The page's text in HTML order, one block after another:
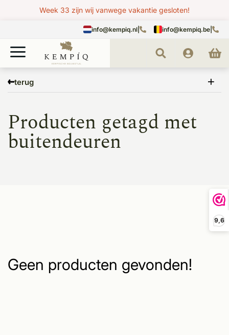
9,6
Week 33 zijn wij vanwege vakantie gesloten!
info@kempiq.nl info@kempiq.be
terug
buitendeuren
Producten getagd met
buitendeuren
Geen producten gevonden!